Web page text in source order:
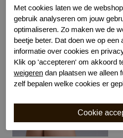
Gerelateerde
-50%
Met cookies laten we de
gebruik analyseren om jouw
optimaliseren. Zo maken we de
beetje beter. Dat doen we op
informatie over cookies en
Klik op 'accepteren' om akkoord
weigeren dan plaatsen we alleen
zelf bepalen welke cookies er